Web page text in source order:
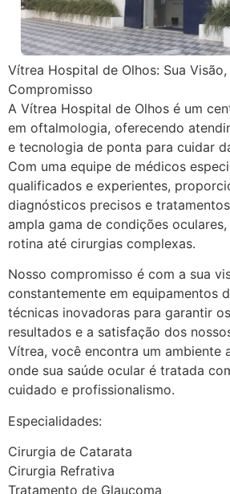
Vítrea Hospital de Olhos: Sua Visão,
Compromisso
A Vítrea Hospital de Olhos é um
em oftalmologia, oferecendo
e tecnologia de ponta para cuidar
Com uma equipe de médicos
qualificados e experientes,
diagnósticos precisos e
ampla gama de condições
rotina até cirurgias complexas.
Nosso compromisso é com a sua
constantemente em equipamentos
técnicas inovadoras para garantir
resultados e a satisfação dos
Vítrea, você encontra um ambiente
onde sua saúde ocular é tratada
cuidado e profissionalismo.
Especialidades:
Cirurgia de Catarata
Cirurgia Refrativa
Tratamento de Glaucoma